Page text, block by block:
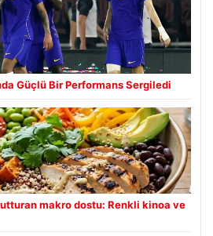
Güçlü Bir Performans Sergiledi
makro dostu: Renkli kinoa ve